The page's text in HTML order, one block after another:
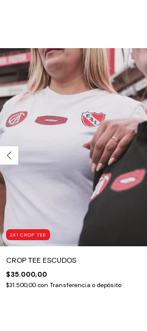
2X1 CROP TEE
CROP TEE ESCUDOS
$35.000,00
$31.500,00 con Transferencia o depósito